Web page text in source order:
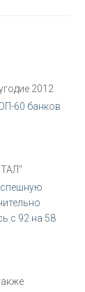
2012
60 банков
с 92 на 58